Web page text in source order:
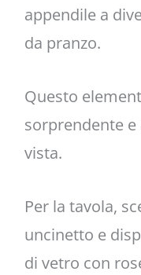
appendile a
da pranzo.
Questo
sorprendente e
vista.
Per la tavola,
uncinetto e
di vetro con